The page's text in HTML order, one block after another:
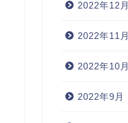
2022年12月
2022年11月
2022年10月
2022年9月